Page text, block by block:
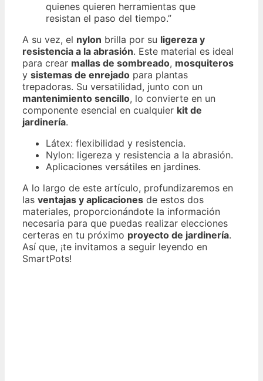
quienes quieren herramientas que
resistan el paso del tiempo.”
A su vez, el nylon brilla por su ligereza y
resistencia a la abrasión. Este material es ideal
para crear mallas de sombreado, mosquiteros
y sistemas de enrejado para plantas
trepadoras. Su versatilidad, junto con un
mantenimiento sencillo, lo convierte en un
componente esencial en cualquier kit de
jardinería.
Látex: flexibilidad y resistencia.
Nylon: ligereza y resistencia a la abrasión.
Aplicaciones versátiles en jardines.
A lo largo de este artículo, profundizaremos en
las ventajas y aplicaciones de estos dos
materiales, proporcionándote la información
necesaria para que puedas realizar elecciones
certeras en tu próximo proyecto de jardinería.
Así que, ¡te invitamos a seguir leyendo en
SmartPots!